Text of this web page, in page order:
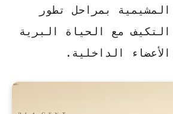
بمراحل تطور
مع الحياة البرية
الداخلية.